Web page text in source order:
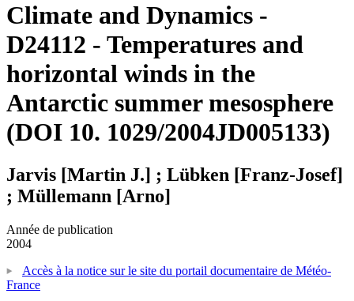
Climate and Dynamics -
D24112 - Temperatures and
horizontal winds in the
Antarctic summer mesosphere
(DOI 10. 1029/2004JD005133)
Jarvis [Martin J.] ; Lübken [Franz-Josef]
; Müllemann [Arno]
Année de publication
2004
Accès à la notice sur le site du portail documentaire de Météo-
France